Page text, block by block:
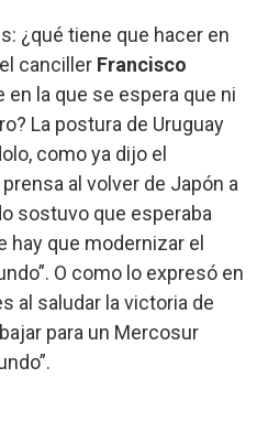
¿qué tiene que hacer en
canciller Francisco
en la que se espera que ni
La postura de Uruguay
como ya dijo el
al volver de Japón a
sostuvo que esperaba
hay que modernizar el
O como lo expresó en
al saludar la victoria de
para un Mercosur